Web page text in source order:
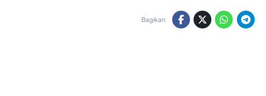
Bagikan: